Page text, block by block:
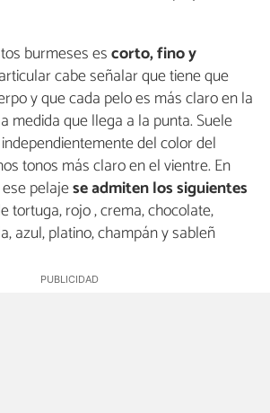
burmeses escorto, fino y
cabe señalar que tiene que
y que cada pelo es más claro en la
medida que llega a la punta. Suele
del color del
tonos más claro en el vientre. En
pelajese admiten los siguientes
tortuga, rojo , crema, chocolate,
azul, platino, champán y sableñ